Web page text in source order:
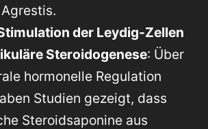
der Leydig-Zellen
Steroidogenese: Über
hormonelle Regulation
Studien gezeigt, dass
Steroidsaponine aus